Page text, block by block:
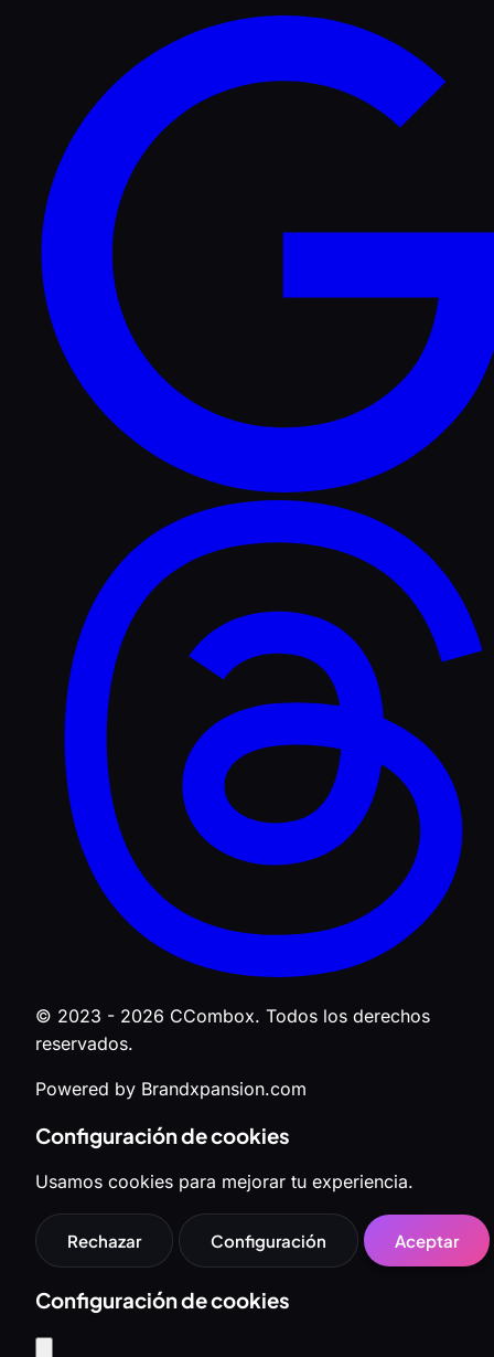
© 2023 - 2026 CCombox. Todos los derechos
reservados.
Powered by Brandxpansion.com
Configuración de cookies
Usamos cookies para mejorar tu experiencia.
Rechazar Configuración Aceptar
Configuración de cookies